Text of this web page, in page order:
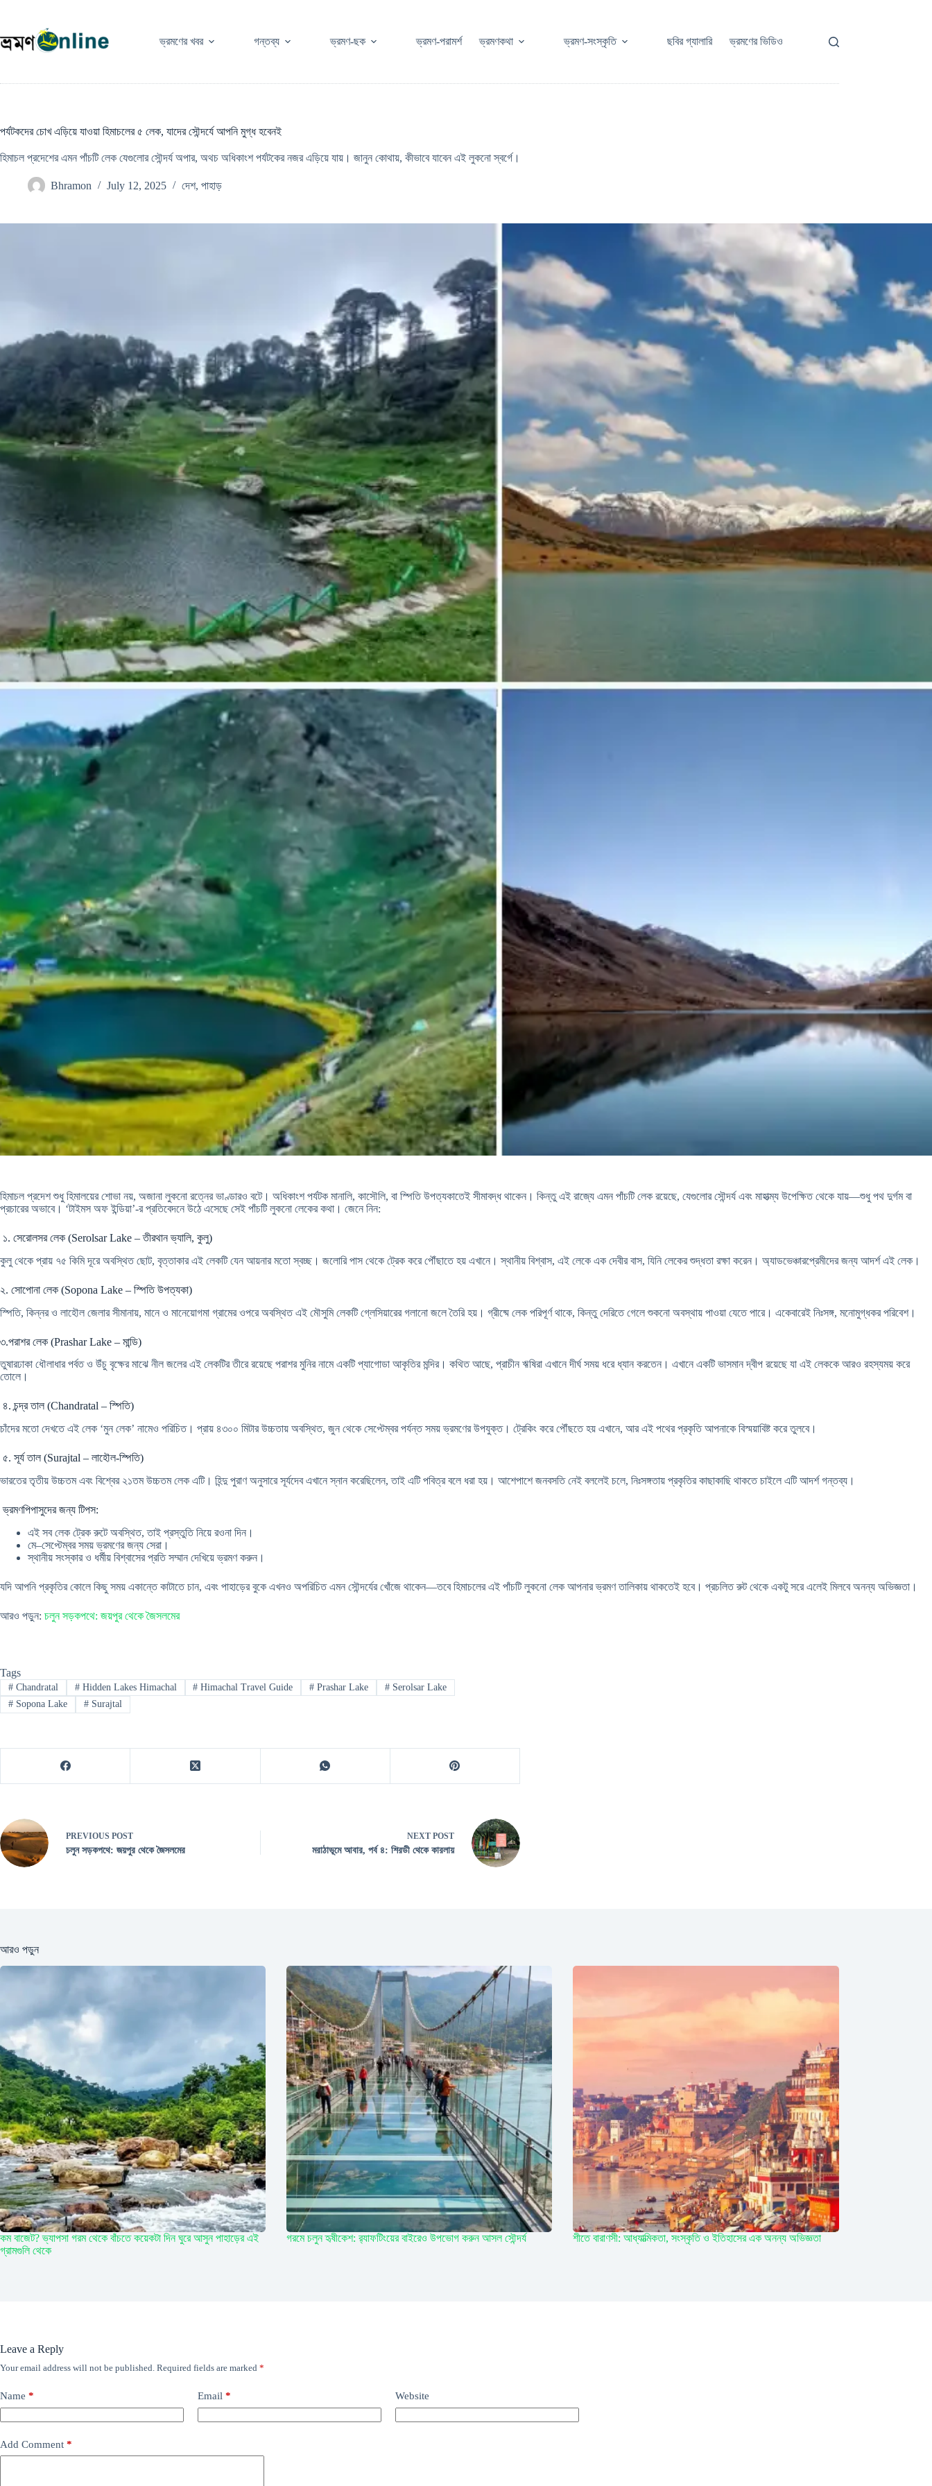
ভ্রমণের খবর
গন্তব্য ভ্রমণ-ছক ভ্রমণ-পরামর্শ ভ্রমণকথা ভ্রমণ-সংস্কৃতি ছবির গ্যালারি ভ্রমণের ভিডিও
পর্যটকদের চোখ এড়িয়ে যাওয়া হিমাচলের ৫ লেক, যাদের সৌন্দর্যে আপনি মুগ্ধ হবেনই
হিমাচল প্রদেশের এমন পাঁচটি লেক যেগুলোর সৌন্দর্য অপার, অথচ অধিকাংশ পর্যটকের নজর এড়িয়ে যায়। জানুন কোথায়, কীভাবে যাবেন এই লুকনো স্বর্গে।
Bhramon July 12, 2025 দেশ, পাহাড়
হিমাচল প্রদেশ শুধু হিমালয়ের শোভা নয়, অজানা লুকনো রত্নের ভাণ্ডারও বটে। অধিকাংশ পর্যটক মানালি, কাসৌলি, বা স্পিতি উপত্যকাতেই সীমাবদ্ধ থাকেন। কিন্তু এই রাজ্যে এমন পাঁচটি লেক রয়েছে, যেগুলোর সৌন্দর্য এবং মাহাত্ম্য উপেক্ষিত থেকে যায়—শুধু পথ দুর্গম বা
প্রচারের অভাবে। ‘টাইমস অফ ইন্ডিয়া’-র প্রতিবেদনে উঠে এসেছে সেই পাঁচটি লুকনো লেকের কথা। জেনে নিন:
১. সেরোলসর লেক (Serolsar Lake – তীরথান ভ্যালি, কুলু)
কুলু থেকে প্রায় ৭৫ কিমি দূরে অবস্থিত ছোট, বৃত্তাকার এই লেকটি যেন আয়নার মতো স্বচ্ছ। জলোরি পাস থেকে ট্রেক করে পৌঁছাতে হয় এখানে। স্থানীয় বিশ্বাস, এই লেকে এক দেবীর বাস, যিনি লেকের শুদ্ধতা রক্ষা করেন। অ্যাডভেঞ্চারপ্রেমীদের জন্য আদর্শ এই লেক।
২. সোপোনা লেক (Sopona Lake – স্পিতি উপত্যকা)
স্পিতি, কিন্নর ও লাহৌল জেলার সীমানায়, মানে ও মানেয়োগমা গ্রামের ওপরে অবস্থিত এই মৌসুমি লেকটি গ্লেসিয়ারের গলানো জলে তৈরি হয়। গ্রীষ্মে লেক পরিপূর্ণ থাকে, কিন্তু দেরিতে গেলে শুকনো অবস্থায় পাওয়া যেতে পারে। একেবারেই নিঃসঙ্গ, মনোমুগ্ধকর পরিবেশ।
৩.পরাশর লেক (Prashar Lake – মান্ডি)
তুষারঢাকা ধৌলাধার পর্বত ও উঁচু বৃক্ষের মাঝে নীল জলের এই লেকটির তীরে রয়েছে পরাশর মুনির নামে একটি প্যাগোডা আকৃতির মন্দির। কথিত আছে, প্রাচীন ঋষিরা এখানে দীর্ঘ সময় ধরে ধ্যান করতেন। এখানে একটি ভাসমান দ্বীপ রয়েছে যা এই লেককে আরও রহস্যময় করে
তোলে।
৪. চন্দ্র তাল (Chandratal – স্পিতি)
চাঁদের মতো দেখতে এই লেক ‘মুন লেক’ নামেও পরিচিত। প্রায় ৪৩০০ মিটার উচ্চতায় অবস্থিত, জুন থেকে সেপ্টেম্বর পর্যন্ত সময় ভ্রমণের উপযুক্ত। ট্রেকিং করে পৌঁছতে হয় এখানে, আর এই পথের প্রকৃতি আপনাকে বিস্ময়াবিষ্ট করে তুলবে।
৫. সূর্য তাল (Surajtal – লাহৌল-স্পিতি)
ভারতের তৃতীয় উচ্চতম এবং বিশ্বের ২১তম উচ্চতম লেক এটি। হিন্দু পুরাণ অনুসারে সূর্যদেব এখানে স্নান করেছিলেন, তাই এটি পবিত্র বলে ধরা হয়। আশেপাশে জনবসতি নেই বললেই চলে, নিঃসঙ্গতায় প্রকৃতির কাছাকাছি থাকতে চাইলে এটি আদর্শ গন্তব্য।
ভ্রমণপিপাসুদের জন্য টিপস:
এই সব লেক ট্রেক রুটে অবস্থিত, তাই প্রস্তুতি নিয়ে রওনা দিন।
মে–সেপ্টেম্বর সময় ভ্রমণের জন্য সেরা।
স্থানীয় সংস্কার ও ধর্মীয় বিশ্বাসের প্রতি সম্মান দেখিয়ে ভ্রমণ করুন।
যদি আপনি প্রকৃতির কোলে কিছু সময় একান্তে কাটাতে চান, এবং পাহাড়ের বুকে এখনও অপরিচিত এমন সৌন্দর্যের খোঁজে থাকেন—তবে হিমাচলের এই পাঁচটি লুকনো লেক আপনার ভ্রমণ তালিকায় থাকতেই হবে। প্রচলিত রুট থেকে একটু সরে এলেই মিলবে অনন্য অভিজ্ঞতা।
আরও পড়ুন: চলুন সড়কপথে: জয়পুর থেকে জৈসলমের
Tags
#Chandratal #Hidden Lakes Himachal # Himachal Travel Guide # Prashar Lake # Serolsar Lake
#Sopona Lake #Surajtal
PREVIOUS POST
চলুন সড়কপথে: জয়পুর থেকে জৈসলমের
NEXT POST
মরাঠাভূমে আবার, পর্ব ৪: শিরডী থেকে কারলায়
আরও পড়ুন
কম বাজেট? ভ্যাপসা গরম থেকে বাঁচতে কয়েকটা দিন ঘুরে আসুন পাহাড়ের এই
গ্রামগুলি থেকে
গরমে চলুন হৃষীকেশ: র‍্যাফটিংয়ের বাইরেও উপভোগ করুন আসল সৌন্দর্য শীতে বারাণসী: আধ্যাত্মিকতা, সংস্কৃতি ও ইতিহাসের এক অনন্য অভিজ্ঞতা
Leave a Reply
Your email address will not be published. Required fields are marked *
Name * Email * Website
Add Comment *